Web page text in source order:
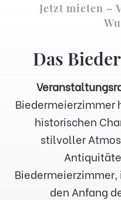
Jetzt mieten –
Das
Biedermeierzimmer
historischen
stilvoller
den Anfang